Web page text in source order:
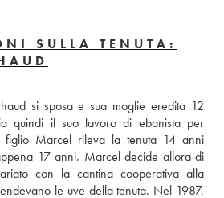
SULLA TENUTA:
si sposa e sua moglie eredita 12
quindi il suo lavoro di ebanista per
figlio Marcel rileva la tenuta 14 anni
17 anni. Marcel decide allora di
con la cantina cooperativa alla
le uve della tenuta. Nel 1987,